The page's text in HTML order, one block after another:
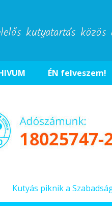
kutyatartás közös
ÉN felveszem!
Kutyás piknik a